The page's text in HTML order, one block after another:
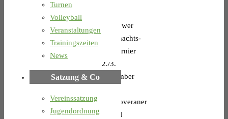
Teterower
Weihnachts-
Boxturnier
2./3.
Dezember
Hannoveraner
Staffel
Turnen
Volleyball
Veranstaltungen
Trainingszeiten
News
Satzung & Co
Vereinssatzung
Jugendordnung